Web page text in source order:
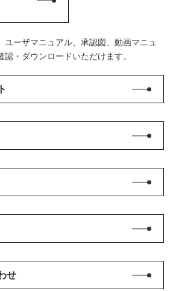
ユーザマニュアル、承認図、動画マニュ
・ダウンロードいただけます。
せ